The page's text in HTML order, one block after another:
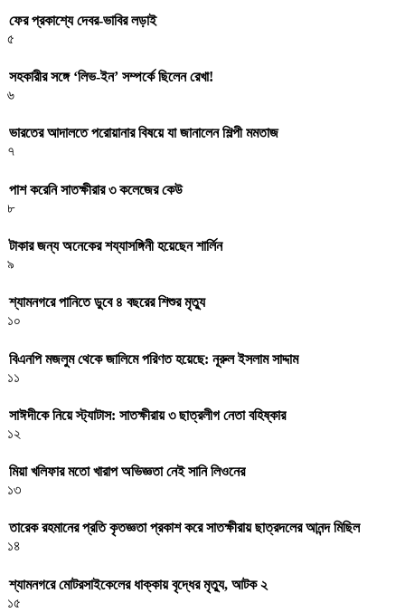
ফের প্রকাশ্যে দেবর-ভাবির লড়াই
৫
সহকারীর সঙ্গে ‘লিভ-ইন’ সম্পর্কে ছিলেন রেখা!
৬
ভারতের আদালতে পরোয়ানার বিষয়ে যা জানালেন শিল্পী মমতাজ
৭
পাশ করেনি সাতক্ষীরার ৩ কলেজের কেউ
৮
টাকার জন্য অনেকের শয্যাসঙ্গিনী হয়েছেন শার্লিন
৯
শ্যামনগরে পানিতে ডুবে ৪ বছরের শিশুর মৃত্যু
১০
বিএনপি মজলুম থেকে জালিমে পরিণত হয়েছে: নূরুল ইসলাম সাদ্দাম
১১
সাঈদীকে নিয়ে স্ট্যাটাস: সাতক্ষীরায় ৩ ছাত্রলীগ নেতা বহিষ্কার
১২
মিয়া খলিফার মতো খারাপ অভিজ্ঞতা নেই সানি লিওনের
১৩
তারেক রহমানের প্রতি কৃতজ্ঞতা প্রকাশ করে সাতক্ষীরায় ছাত্রদলের আনন্দ মিছিল
১৪
শ্যামনগরে মোটরসাইকেলের ধাক্কায় বৃদ্ধের মৃত্যু, আটক ২
১৫